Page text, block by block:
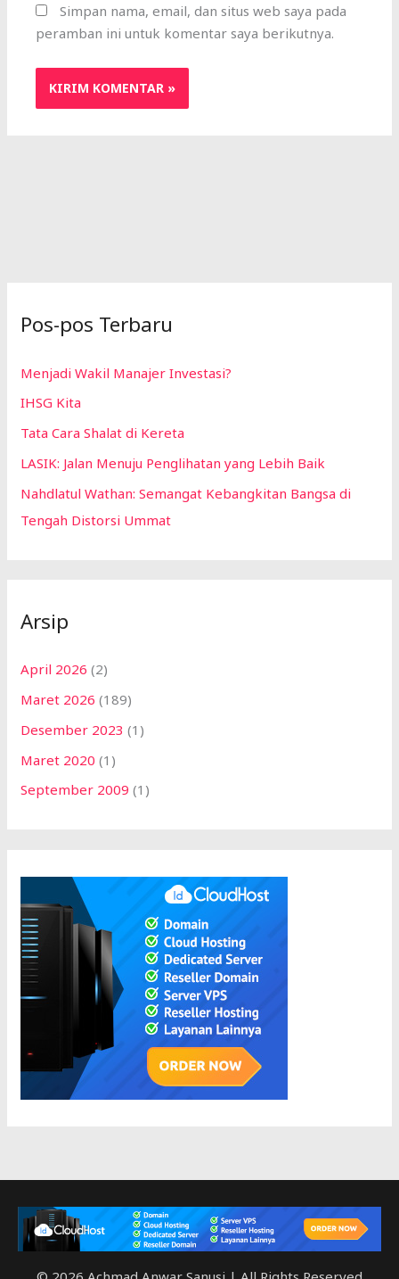
Simpan nama, email, dan situs web saya pada
peramban ini untuk komentar saya berikutnya.
Pos-pos Terbaru
Menjadi Wakil Manajer Investasi?
IHSG Kita
Tata Cara Shalat di Kereta
LASIK: Jalan Menuju Penglihatan yang Lebih Baik
Nahdlatul Wathan: Semangat Kebangkitan Bangsa di
Tengah Distorsi Ummat
Arsip
April 2026 (2)
Maret 2026 (189)
Desember 2023 (1)
Maret 2020 (1)
September 2009 (1)